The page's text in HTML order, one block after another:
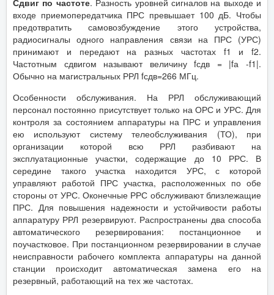
Сдвиг по частоте. Разность уровней сигналов на выходе и
входе приемопередатчика ПРС превышает 100 дБ. Чтобы
предотвратить самовозбуждение этого устройства,
радиосигналы одного направления связи на ПРС (УРС)
принимают и передают на разных частотах f1 и f2.
Частотным сдвигом называют величину fсдв = |fа -f1|.
Обычно на магистральных РРЛ fсдв=266 МГц.
Особенности обслуживания. На РРЛ обслуживающий
персонал постоянно присутствует только на ОРС и УРС. Для
контроля за состоянием аппаратуры на ПРС и управления
ею используют систему телеобслуживания (ТО), при
организации которой всю РРЛ разбивают на
эксплуатационные участки, содержащие до 10 РРС. В
середине такого участка находится УРС, с которой
управляют работой ПРС участка, расположенных по обе
стороны от УРС. Оконечные РРС обслуживают близлежащие
ПРС. Для повышения надежности и устойчивости работы
аппаратуру РРЛ резервируют. Распространены два способа
автоматического резервирования: постанционное и
поучастковое. При постанционном резервировании в случае
неисправности рабочего комплекта аппаратуры на данной
станции происходит автоматическая замена его на
резервный, работающий на тех же частотах.